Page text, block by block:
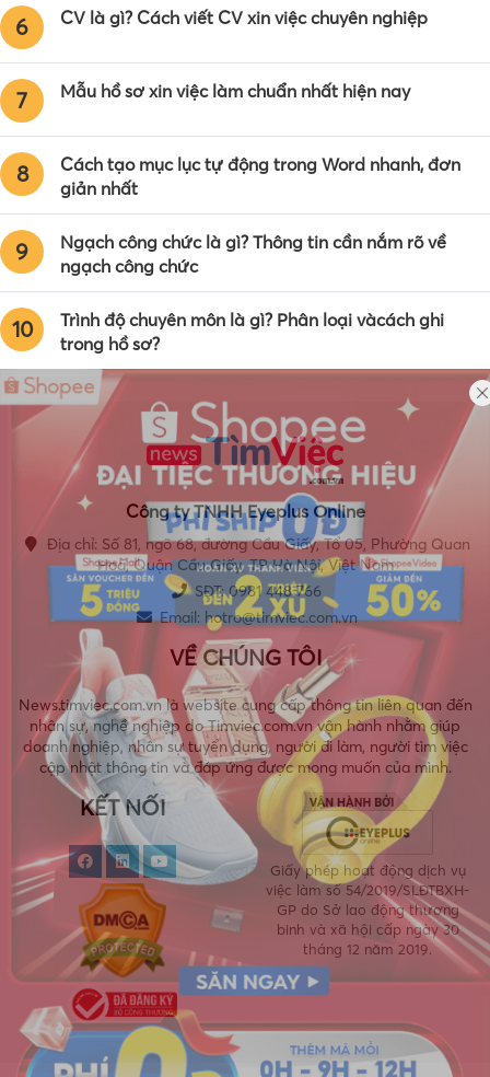
6 CV là gì? Cách viết CV xin việc chuyên nghiệp
7 Mẫu hồ sơ xin việc làm chuẩn nhất hiện nay
8
Cách tạo mục lục tự động trong Word nhanh, đơn
giản nhất
9
Ngạch công chức là gì? Thông tin cần nắm rõ về
ngạch công chức
10
Trình độ chuyên môn là gì? Phân loại vàcách ghi
trong hồ sơ?
Công ty TNHH Eyeplus Online
Địa chỉ: Số 81, ngõ 68, đường Cầu Giấy, Tổ 05, Phường Quan
Hoa, Quận Cầu Giấy, TP Hà Nội, Việt Nam
SĐT: 0981 448 766
Email: hotro@timviec.com.vn
VỀ CHÚNG TÔI
News.timviec.com.vn là website cung cấp thông tin liên quan đến
nhân sự, nghề nghiệp do Timviec.com.vn vận hành nhằm giúp
doanh nghiệp, nhân sự tuyển dụng, người đi làm, người tìm việc
cập nhật thông tin và đáp ứng được mong muốn của mình.
KẾT NỐI
Giấy phép hoạt động dịch vụ
việc làm số 54/2019/SLĐTBXH-
GP do Sở lao động thương
binh và xã hội cấp ngày 30
tháng 12 năm 2019.